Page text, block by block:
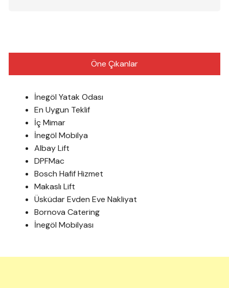
Öne Çıkanlar
İnegöl Yatak Odası
En Uygun Teklif
İç Mimar
İnegöl Mobilya
Albay Lift
DPFMac
Bosch Hafif Hizmet
Makaslı Lift
Üsküdar Evden Eve Nakliyat
Bornova Catering
İnegöl Mobilyası